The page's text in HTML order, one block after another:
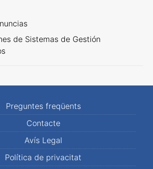
de Sistemas de Gestión
Preguntes freqüents
Contacte
Avís Legal
Política de privacitat